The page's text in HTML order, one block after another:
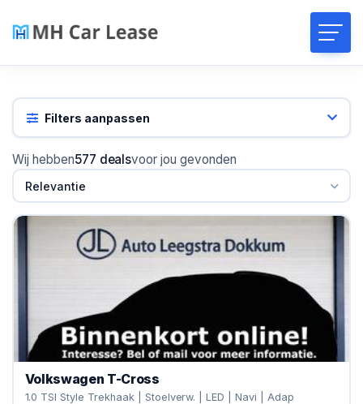
Filters aanpassen
Wij hebben577 dealsvoor jou gevonden
Relevantie
Volkswagen T-Cross
1.0 TSI Style Trekhaak | Stoelverw. | LED | Navi | Adap